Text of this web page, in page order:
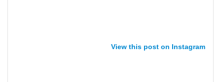
View this post on Instagram